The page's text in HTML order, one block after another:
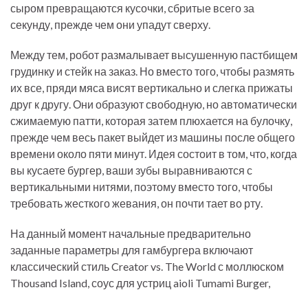
сыром превращаются кусочки, сбритые всего за
секунду, прежде чем они упадут сверху.
Между тем, робот размалывает высушенную пастбищем
грудинку и стейк на заказ. Но вместо того, чтобы размять
их все, пряди мяса висят вертикально и слегка прижаты
друг к другу. Они образуют свободную, но автоматически
сжимаемую патти, которая затем плюхается на булочку,
прежде чем весь пакет выйдет из машины после общего
времени около пяти минут. Идея состоит в том, что, когда
вы кусаете бургер, ваши зубы выравниваются с
вертикальными нитями, поэтому вместо того, чтобы
требовать жесткого жевания, он почти тает во рту.
На данный момент начальные предварительно
заданные параметры для гамбургера включают
классический стиль Creator vs. The World с моллюском
Thousand Island, соус для устриц aioli Tumami Burger,